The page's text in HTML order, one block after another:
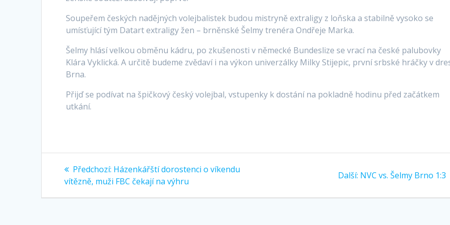
Soupeřem českých nadějných volejbalistek budou mistryně extraligy z loňska a stabilně vysoko se
umísťující tým Datart extraligy žen – brněnské Šelmy trenéra Ondřeje Marka.
Šelmy hlásí velkou obměnu kádru, po zkušenosti v německé Bundeslize se vrací na české palubovky
Klára Vyklická. A určitě budeme zvědaví i na výkon univerzálky Milky Stijepic, první srbské hráčky v
Brna.
Přijď se podívat na špičkový český volejbal, vstupenky k dostání na pokladně hodinu před začátkem
utkání.
Navigace
pro
Předchozí: Předchozí
příspěvek:
Házenkářští dorostenci o víkendu
vítězně, muži FBC čekají na výhru
Další: Další
NVC vs. Šelmy Brno 1:3